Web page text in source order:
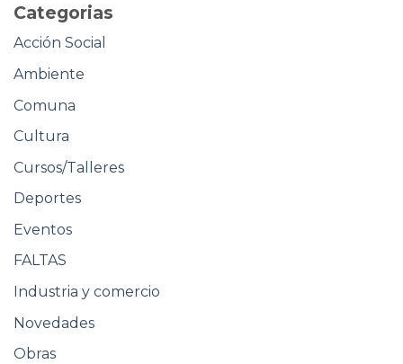
Categorias
Acción Social
Ambiente
Comuna
Cultura
Cursos/Talleres
Deportes
Eventos
FALTAS
Industria y comercio
Novedades
Obras